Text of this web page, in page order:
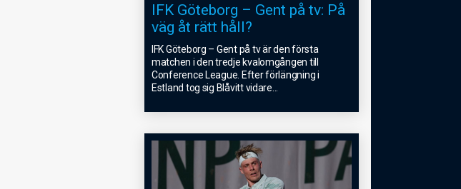
IFK Göteborg – Gent på tv: På
väg åt rätt håll?
IFK Göteborg – Gent på tv är den första
matchen i den tredje kvalomgången till
Conference League. Efter förlängning i
Estland tog sig Blåvitt vidare